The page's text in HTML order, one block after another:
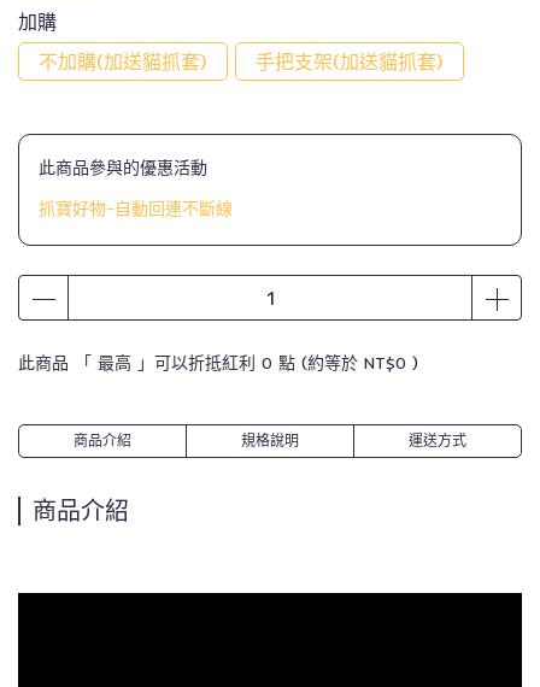
加購
不加購(加送貓抓套)
手把支架(加送貓抓套)
此商品參與的優惠活動
抓寶好物-自動回連不斷線
此商品 「 最高 」可以折抵紅利 0 點 (約等於 NT$0 )
商品介紹 規格說明 運送方式
商品介紹